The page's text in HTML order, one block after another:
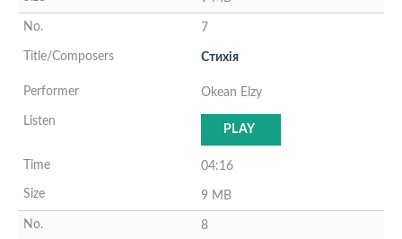
7
Стихiя
Okean Elzy
PLAY
04:16
9 MB
8